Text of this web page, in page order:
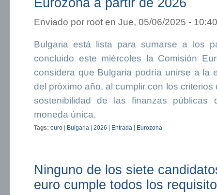
Enviado por root en Jue, 05/06/2025 - 10:40
Bulgaria está lista para sumarse a los
concluido este miércoles la Comisión
considera que Bulgaria podría unirse a la
del próximo año, al cumplir con los
sostenibilidad de las finanzas
moneda única.
Tags: euro Bulgaria 2026 Entrada Eurozona
Ninguno de los siete
euro cumple todos los